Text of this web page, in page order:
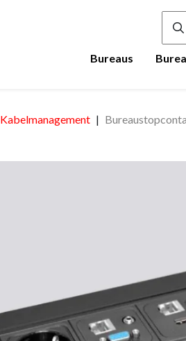
Bureaus
Kabelmanagement